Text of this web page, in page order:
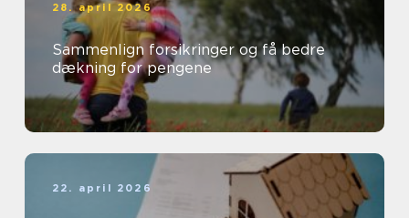
28. april 2026
Sammenlign forsikringer og få bedre
dækning for pengene
22. april 2026